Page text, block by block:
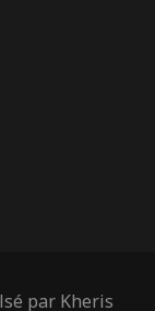
par Kheris